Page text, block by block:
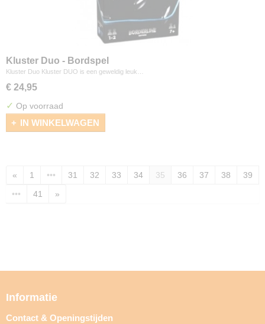
Kluster Duo - Bordspel
Kluster Duo Kluster DUO is een geweldig leuk…
€ 24,95
✓ Op voorraad
IN WINKELWAGEN
« 1 ••• 31 32 33 34 35 36 37 38
39
•••
41 »
Informatie
Contact & Openingstijden